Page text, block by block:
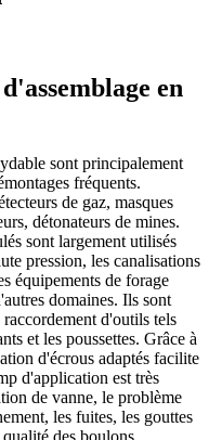
en
sont principalement
fréquents.
de gaz, masques
détonateurs de mines.
sont largement utilisés
pression, les canalisations
équipements de forage
domaines. Ils sont
d'outils tels
et les poussettes. Grâce à
d'écrous adaptés facilite
d'application est très
de vanne, le problème
les fuites, les gouttes
des boulons